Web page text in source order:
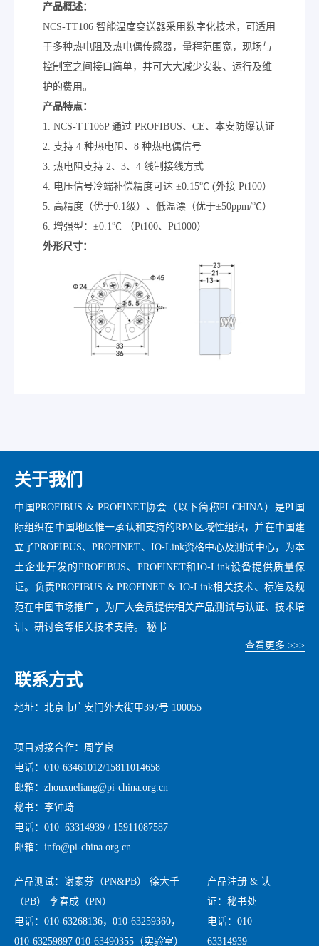
产品概述：
NCS-TT106 智能温度变送器采用数字化技术，可适用
于多种热电阻及热电偶传感器，量程范围宽，现场与
控制室之间接口简单，并可大大减少安装、运行及维
护的费用。
产品特点：
1. NCS-TT106P 通过 PROFIBUS、CE、本安防爆认证
2. 支持 4 种热电阻、8 种热电偶信号
3. 热电阻支持 2、3、4 线制接线方式
4. 电压信号冷端补偿精度可达 ±0.15℃ (外接 Pt100）
5. 高精度（优于0.1级）、低温漂（优于±50ppm/℃）
6. 增强型：±0.1℃ （Pt100、Pt1000）
外形尺寸：
关于我们
中国PROFIBUS & PROFINET协会（以下简称PI-CHINA）是PI国
际组织在中国地区惟一承认和支持的RPA区域性组织，并在中国建
立了PROFIBUS、PROFINET、IO-Link资格中心及测试中心，为本
土企业开发的PROFIBUS、PROFINET和IO-Link设备提供质量保
证。负责PROFIBUS & PROFINET & IO-Link相关技术、标准及规
范在中国市场推广，为广大会员提供相关产品测试与认证、技术培
训、研讨会等相关技术支持。 秘书
查看更多 >>>
联系方式
地址：北京市广安门外大街甲397号 100055
项目对接合作：周学良
电话：010-63461012/15811014658
邮箱：zhouxueliang@pi-china.org.cn
秘书：李钟琦
电话：010 63314939 / 15911087587
邮箱：info@pi-china.org.cn
产品测试：谢素芬（PN&PB） 徐大千
（PB） 李春成（PN）
电话：010-63268136，010-63259360，
010-63259897 010-63490355（实验室）
产品注册 & 认
证：秘书处
电话：010
63314939